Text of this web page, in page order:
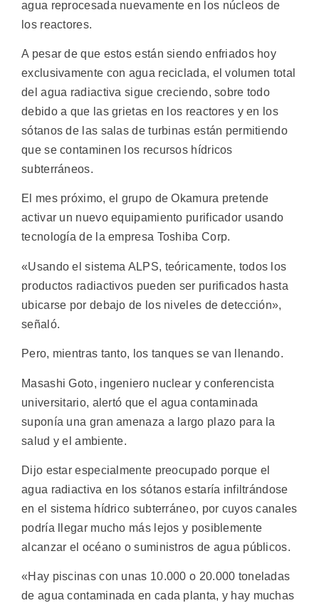
agua reprocesada nuevamente en los núcleos de
los reactores.
A pesar de que estos están siendo enfriados hoy
exclusivamente con agua reciclada, el volumen total
del agua radiactiva sigue creciendo, sobre todo
debido a que las grietas en los reactores y en los
sótanos de las salas de turbinas están permitiendo
que se contaminen los recursos hídricos
subterráneos.
El mes próximo, el grupo de Okamura pretende
activar un nuevo equipamiento purificador usando
tecnología de la empresa Toshiba Corp.
«Usando el sistema ALPS, teóricamente, todos los
productos radiactivos pueden ser purificados hasta
ubicarse por debajo de los niveles de detección»,
señaló.
Pero, mientras tanto, los tanques se van llenando.
Masashi Goto, ingeniero nuclear y conferencista
universitario, alertó que el agua contaminada
suponía una gran amenaza a largo plazo para la
salud y el ambiente.
Dijo estar especialmente preocupado porque el
agua radiactiva en los sótanos estaría infiltrándose
en el sistema hídrico subterráneo, por cuyos canales
podría llegar mucho más lejos y posiblemente
alcanzar el océano o suministros de agua públicos.
«Hay piscinas con unas 10.000 o 20.000 toneladas
de agua contaminada en cada planta, y hay muchas